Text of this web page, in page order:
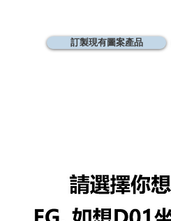
訂製現有圖案產品